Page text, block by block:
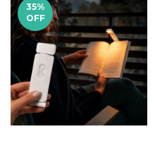
35%
OFF